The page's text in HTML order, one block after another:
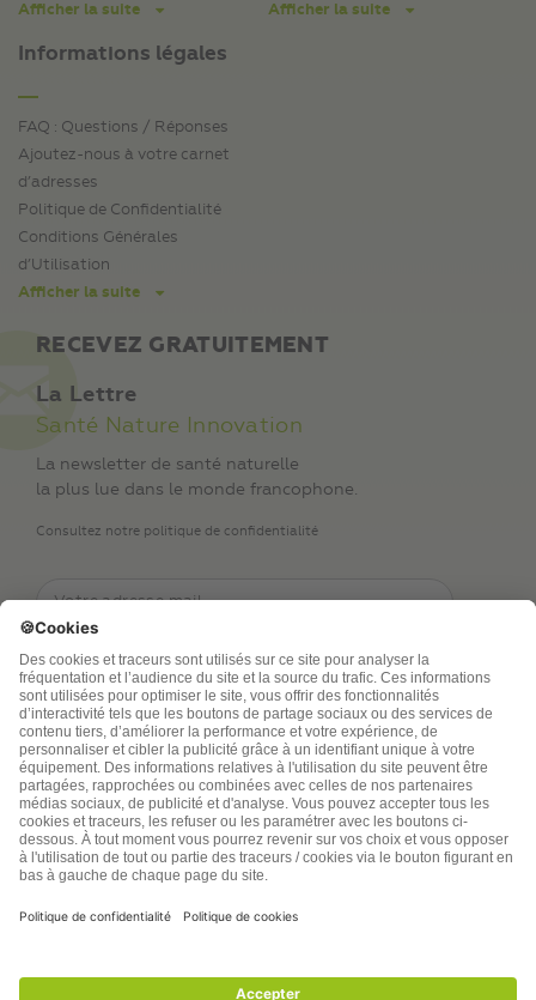
Afficher la suite
Informations légales
FAQ : Questions / Réponses
Ajoutez-nous à votre carnet
d’adresses
Politique de Confidentialité
Conditions Générales
d’Utilisation
Afficher la suite
Afficher la suite
RECEVEZ GRATUITEMENT
La Lettre
Santé Nature Innovation
La newsletter de santé naturelle
la plus lue dans le monde francophone.
Consultez notre politique de confidentialité
TSA Publications SA collecte mes nom, prénom,
adresse de messagerie électronique et numéro de
téléphone afin de répondre aux demandes de
renseignements. Ce traitement est nécessaire à
l’exécution des mesures sollicitées. Pour en savoir
plus sur vos droits vous pouvez consulter notre
politique de confidentialité